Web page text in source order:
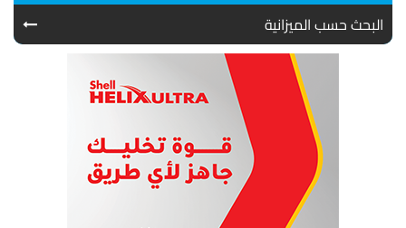
البحث حسب الميزانية